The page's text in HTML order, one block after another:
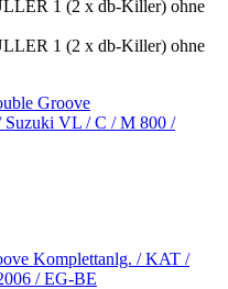
Komplettanlg. / KAT /
/ EG-BE